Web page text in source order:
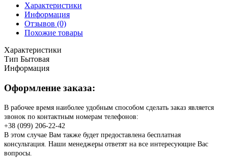
Характеристики
Информация
Отзывов (0)
Похожие товары
Характеристики
Тип Бытовая
Информация
Оформление заказа:
В рабочее время наиболее удобным способом сделать заказ является
звонок по контактным номерам телефонов:
+38 (099) 206-22-42
В этом случае Вам также будет предоставлена бесплатная
консультация. Наши менеджеры ответят на все интересующие Вас
вопросы.